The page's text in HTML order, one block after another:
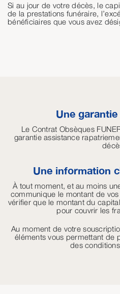
Si au jour de votre décès, le
de la prestations funéraire,
bénéficiaires que vous avez
Une
Le Contrat Obsèques
garantie assistance
Une information
À tout moment, et au moins
communique le montant de
vérifier que le montant du
pour couvrir les
Au moment de votre
éléments vous permettant de
des